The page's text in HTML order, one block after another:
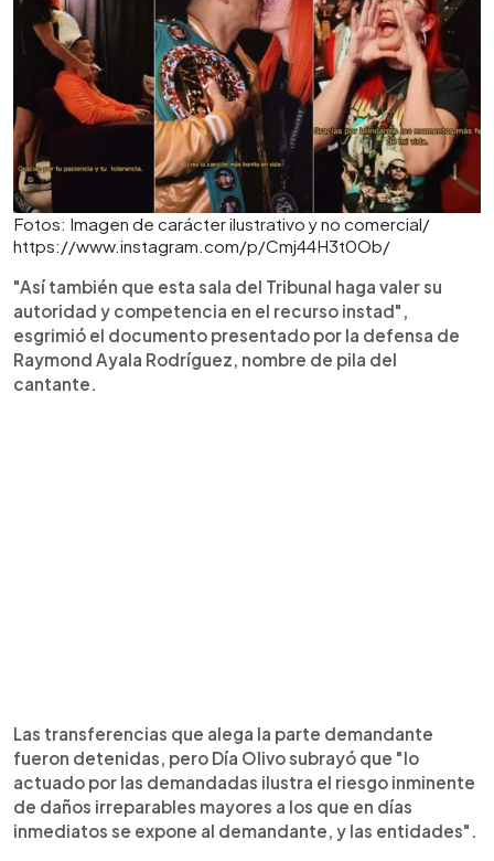
Fotos: Imagen de carácter ilustrativo y no comercial/
https://www.instagram.com/p/Cmj44H3t0Ob/
"Así también que esta sala del Tribunal haga valer su
autoridad y competencia en el recurso instad",
esgrimió el documento presentado por la defensa de
Raymond Ayala Rodríguez, nombre de pila del
cantante.
Las transferencias que alega la parte demandante
fueron detenidas, pero Día Olivo subrayó que "lo
actuado por las demandadas ilustra el riesgo inminente
de daños irreparables mayores a los que en días
inmediatos se expone al demandante, y las entidades".